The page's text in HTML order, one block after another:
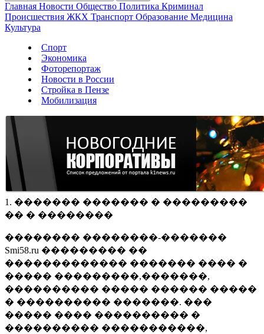
Главная Новости Общество Политика Криминал
Происшествия ЖКХ Транспорт Образование Медицина
Культура
Спорт
Экономика
Фоторепортаж
Новости в России
Стройка в Пензе
Мобилизация
1. ������� ������� � ���������
�� � ��������
�������� ��������-�������
Smi58.ru ��������� ��
������������� ������� ���� �
����� ���������,�������,
���������� ����� ������ �����
� ���������� �������. ���
����� ���� ���������� �
���������� �����������,